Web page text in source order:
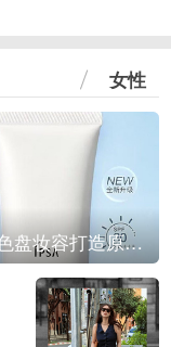
女性
定制调色盘妆容打造原生之美